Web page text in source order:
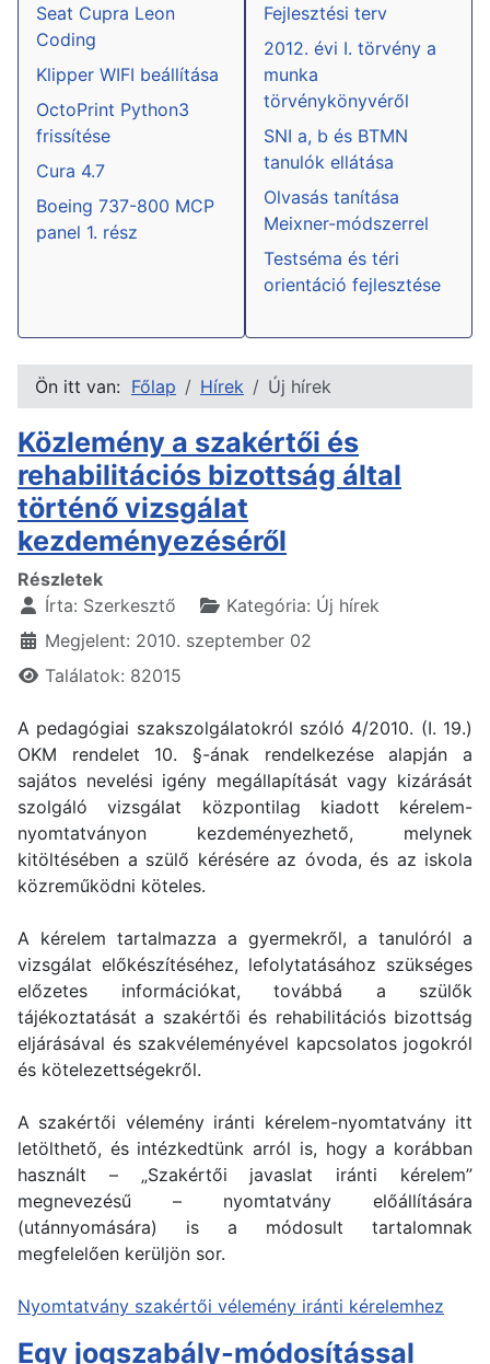
Seat Cupra Leon
Coding
Klipper WIFI beállítása
OctoPrint Python3
frissítése
Cura 4.7
Boeing 737-800 MCP
panel 1. rész
Fejlesztési terv
2012. évi I. törvény a
munka
törvénykönyvéről
SNI a, b és BTMN
tanulók ellátása
Olvasás tanítása
Meixner-módszerrel
Testséma és téri
orientáció fejlesztése
Ön itt van: Főlap Hírek Új hírek
Közlemény a szakértői és
rehabilitációs bizottság által
történő vizsgálat
kezdeményezéséről
Részletek
Írta: Szerkesztő Kategória: Új hírek
Megjelent: 2010. szeptember 02
Találatok: 82015
A pedagógiai szakszolgálatokról szóló 4/2010. (I. 19.)
OKM rendelet 10. §-ának rendelkezése alapján a
sajátos nevelési igény megállapítását vagy kizárását
szolgáló vizsgálat központilag kiadott kérelem-
nyomtatványon kezdeményezhető, melynek
kitöltésében a szülő kérésére az óvoda, és az iskola
közreműködni köteles.
A kérelem tartalmazza a gyermekről, a tanulóról a
vizsgálat előkészítéséhez, lefolytatásához szükséges
előzetes információkat, továbbá a szülők
tájékoztatását a szakértői és rehabilitációs bizottság
eljárásával és szakvéleményével kapcsolatos jogokról
és kötelezettségekről.
A szakértői vélemény iránti kérelem-nyomtatvány itt
letölthető, és intézkedtünk arról is, hogy a korábban
használt – „Szakértői javaslat iránti kérelem”
megnevezésű – nyomtatvány előállítására
(utánnyomására) is a módosult tartalomnak
megfelelően kerüljön sor.
Nyomtatvány szakértői vélemény iránti kérelemhez
Egy jogszabály-módosítással